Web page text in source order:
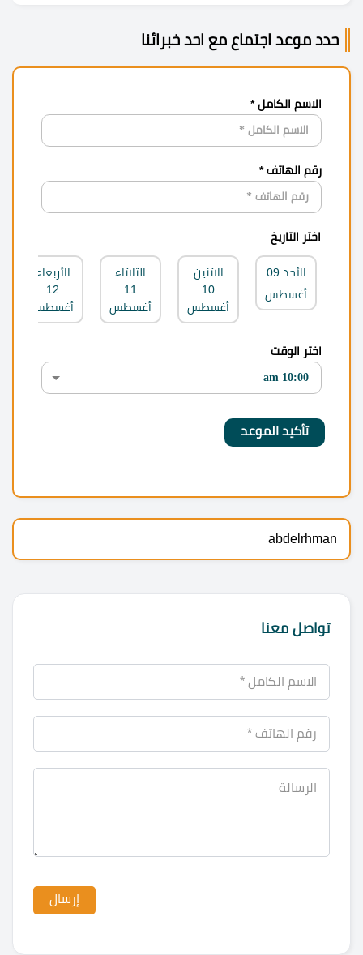
حدد موعد اجتماع مع احد خبرائنا
الاسم الكامل *
رقم الهاتف *
اختر التاريخ
الأحد 09
أغسطس
الاثنين
10
أغسطس
الثلاثاء
11
أغسطس
الأربعاء
12
أغسطس
اختر الوقت
abdelrhman
تواصل معنا